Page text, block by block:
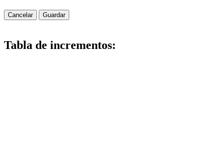
Cancelar Guardar
Tabla de incrementos: